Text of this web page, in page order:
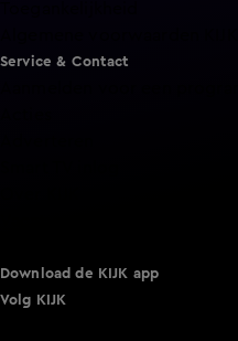
Service & Contact
Download de KIJK app
Volg KIJK